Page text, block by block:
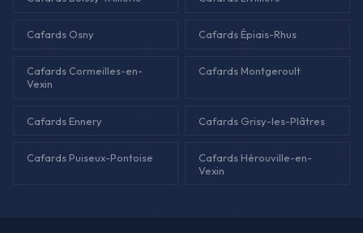
Cafards Osny Cafards Épiais-Rhus
Cafards Cormeilles-en-
Vexin
Cafards Montgeroult
Cafards Ennery Cafards Grisy-les-Plâtres
Cafards Puiseux-Pontoise
Cafards Hérouville-en-
Vexin